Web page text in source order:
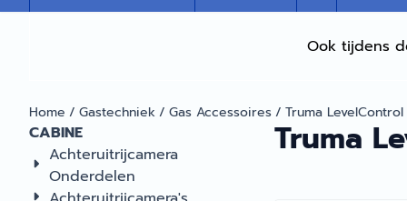
Ook tijdens
Home / Gastechniek/ Gas Accessoires/ Truma LevelControl
CABINE
Achteruitrijcamera
Onderdelen
Truma